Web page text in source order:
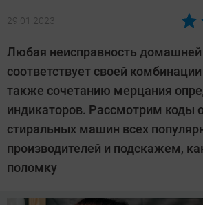
29.01.2023
Автор:
Забубенин
Любая неисправность
соответствует своей
также сочетанию мерцания
индикаторов. Рассмотрим коды
стиральных машин всех
производителей и подскажем,
поломку